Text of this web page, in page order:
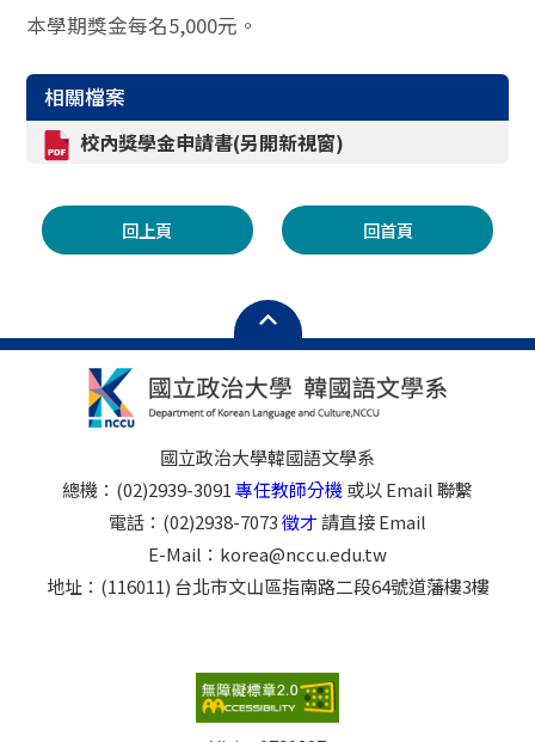
本學期獎金每名5,000元。
相關檔案
校內獎學金申請書(另開新視窗)
回上頁 回首頁
國立政治大學韓國語文學系
總機：(02)2939-3091 專任教師分機或以 Email 聯繫
電話：(02)2938-7073徵才請直接 Email
E-Mail：korea@nccu.edu.tw
地址：(116011) 台北市文山區指南路二段64號道藩樓3樓